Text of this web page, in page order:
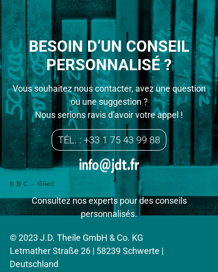
BESOIN D’UN CONSEIL
PERSONNALISÉ ?
Vous souhaitez nous contacter, avez une question
ou une suggestion ?
Nous serions ravis d'avoir votre appel !
TÉL. : +33 1 75 43 99 88
Consultez nos experts pour des conseils
personnalisés.
© 2023 J.D. Theile GmbH & Co. KG
Letmather Straße 26 | 58239 Schwerte |
Deutschland